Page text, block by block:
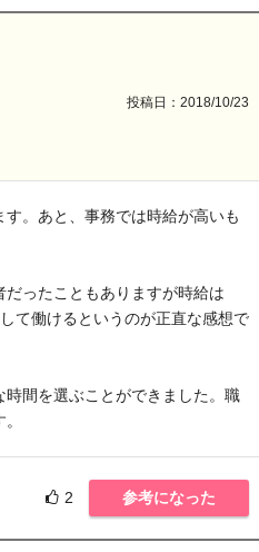
投稿日：2018/10/23
。あと、事務では時給が高いも
ったこともありますが時給は
て働けるというのが正直な感想で
間を選ぶことができました。職
2 参考になった